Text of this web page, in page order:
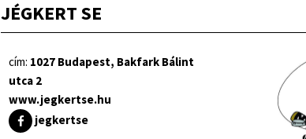
JÉGKERT SE
cím: 1027 Budapest, Bakfark Bálint
utca 2
www.jegkertse.hu
jegkertse